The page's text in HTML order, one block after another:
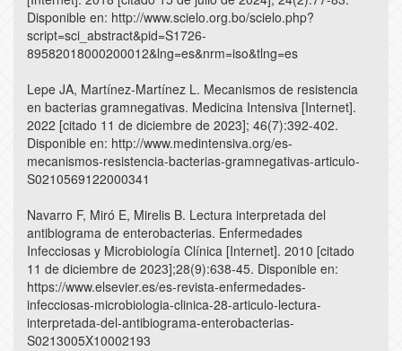
Disponible en: http://www.scielo.org.bo/scielo.php?
script=sci_abstract&pid=S1726-
89582018000200012&lng=es&nrm=iso&tlng=es
Lepe JA, Martínez-Martínez L. Mecanismos de resistencia
en bacterias gramnegativas. Medicina Intensiva [Internet].
2022 [citado 11 de diciembre de 2023]; 46(7):392-402.
Disponible en: http://www.medintensiva.org/es-
mecanismos-resistencia-bacterias-gramnegativas-articulo-
S0210569122000341
Navarro F, Miró E, Mirelis B. Lectura interpretada del
antibiograma de enterobacterias. Enfermedades
Infecciosas y Microbiología Clínica [Internet]. 2010 [citado
11 de diciembre de 2023];28(9):638-45. Disponible en:
https://www.elsevier.es/es-revista-enfermedades-
infecciosas-microbiologia-clinica-28-articulo-lectura-
interpretada-del-antibiograma-enterobacterias-
S0213005X10002193